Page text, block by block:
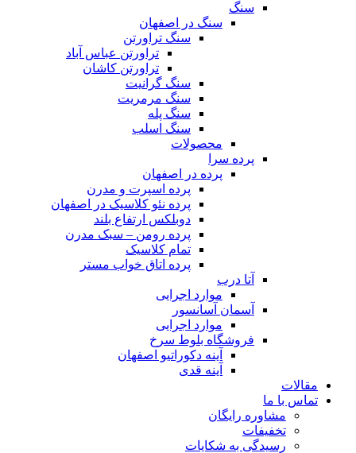
سنگ
سنگ در اصفهان
سنگ تراورتن
تراورتن عباس آباد
تراورتن کاشان
سنگ گرانیت
سنگ مرمریت
سنگ پله
سنگ اسلب
محصولات
پرده سرا
پرده در اصفهان
پرده اسپرت و مدرن
پرده نئو کلاسیک​ در اصفهان
دوبلکس ارتفاع بلند
پرده رومن – سبک مدرن
تمام کلاسیک
پرده اتاق خواب مستر
آتا درب
موارد اجرایی
آسمان آسانسور
موارد اجرایی
فروشگاه بلوط سرخ
آینه دکوراتیو اصفهان
آینه قدی
مقالات
تماس با ما
مشاوره رایگان
تخفیفات
رسیدگی به شکایات